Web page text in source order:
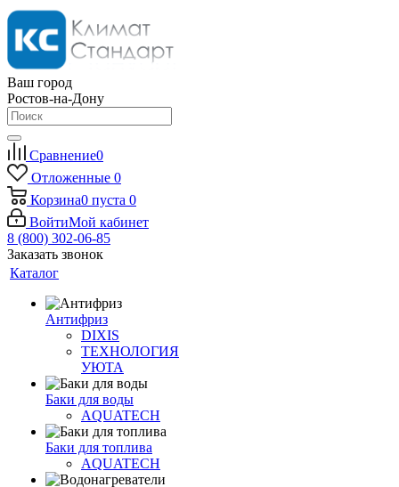
Ваш город
Ростов-на-Дону
Сравнение0
Отложенные 0
Корзина0 пуста 0
ВойтиМой кабинет
8 (800) 302-06-85
Заказать звонок
Каталог
Антифриз
DIXIS
ТЕХНОЛОГИЯ
УЮТА
Баки для воды
AQUATECH
Баки для топлива
AQUATECH